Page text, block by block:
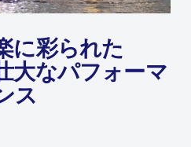
に彩られた
大なパフォーマ
ス